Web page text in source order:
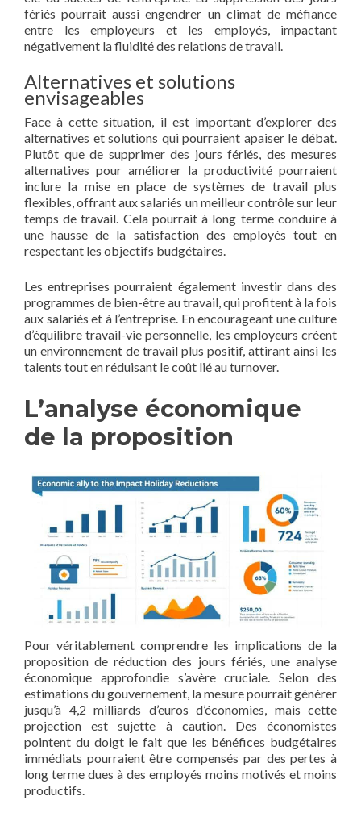
fériés pourrait aussi engendrer un climat de méfiance
entre les employeurs et les employés, impactant
négativement la fluidité des relations de travail.
Alternatives et solutions
envisageables
Face à cette situation, il est important d’explorer des
alternatives et solutions qui pourraient apaiser le débat.
Plutôt que de supprimer des jours fériés, des mesures
alternatives pour améliorer la productivité pourraient
inclure la mise en place de systèmes de travail plus
flexibles, offrant aux salariés un meilleur contrôle sur leur
temps de travail. Cela pourrait à long terme conduire à
une hausse de la satisfaction des employés tout en
respectant les objectifs budgétaires.
Les entreprises pourraient également investir dans des
programmes de bien-être au travail, qui profitent à la fois
aux salariés et à l’entreprise. En encourageant une culture
d’équilibre travail-vie personnelle, les employeurs créent
un environnement de travail plus positif, attirant ainsi les
talents tout en réduisant le coût lié au turnover.
L’analyse économique
de la proposition
Pour véritablement comprendre les implications de la
proposition de réduction des jours fériés, une analyse
économique approfondie s’avère cruciale. Selon des
estimations du gouvernement, la mesure pourrait générer
jusqu’à 4,2 milliards d’euros d’économies, mais cette
projection est sujette à caution. Des économistes
pointent du doigt le fait que les bénéfices budgétaires
immédiats pourraient être compensés par des pertes à
long terme dues à des employés moins motivés et moins
productifs.